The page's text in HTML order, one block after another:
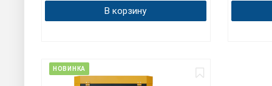
В корзину
НОВИНКА